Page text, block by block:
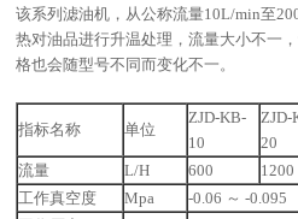
该系列滤油机，从公称流量10L/min至
热对油品进行升温处理，流量大小不一
格也会随型号不同而变化不一。
指标名称 单位
ZJD-KB-
10
ZJD-
20
流量
L/H 600 1200
工作真空度
Mpa
-0.06 ～ -0.095